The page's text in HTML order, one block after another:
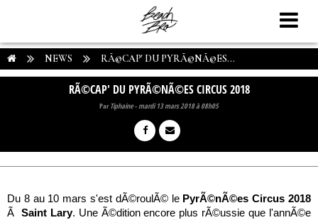
NEWS RÃ©CAP' DU PYRÃ©NÃ©ES...
RÃ©CAP' DU PYRÃ©NÃ©ES CIRCUS 2018
ParTiphaine-mardi 13 mars 2018 à 08h05
Du 8 au 10 mars s'est dÃ©roulÃ© le PyrÃ©nÃ©es Circus 2018
Ã Saint Lary. Une Ã©dition encore plus rÃ©ussie que l'annÃ©e